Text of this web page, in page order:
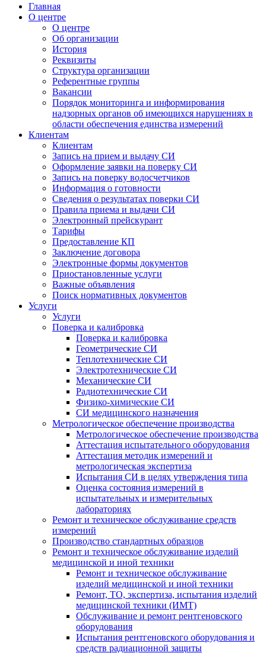
Главная
О центре
О центре
Об организации
История
Реквизиты
Структура организации
Референтные группы
Вакансии
Порядок мониторинга и информирования
надзорных органов об имеющихся нарушениях в
области обеспечения единства измерений
Клиентам
Клиентам
Запись на прием и выдачу СИ
Оформление заявки на поверку СИ
Запись на поверку водосчетчиков
Информация о готовности
Сведения о результатах поверки СИ
Правила приема и выдачи СИ
Электронный прейскурант
Тарифы
Предоставление КП
Заключение договора
Электронные формы документов
Приостановленные услуги
Важные объявления
Поиск нормативных документов
Услуги
Услуги
Поверка и калибровка
Поверка и калибровка
Геометрические СИ
Теплотехнические СИ
Электротехнические СИ
Механические СИ
Радиотехнические СИ
Физико-химические СИ
СИ медицинского назначения
Метрологическое обеспечение производства
Метрологическое обеспечение производства
Аттестация испытательного оборудования
Аттестация методик измерений и
метрологическая экспертиза
Испытания СИ в целях утверждения типа
Оценка состояния измерений в
испытательных и измерительных
лабораториях
Ремонт и техническое обслуживание средств
измерений
Производство стандартных образцов
Ремонт и техническое обслуживание изделий
медицинской и иной техники
Ремонт и техническое обслуживание
изделий медицинской и иной техники
Ремонт, ТО, экспертиза, испытания изделий
медицинской техники (ИМТ)
Обслуживание и ремонт рентгеновского
оборудования
Испытания рентгеновского оборудования и
средств радиационной защиты